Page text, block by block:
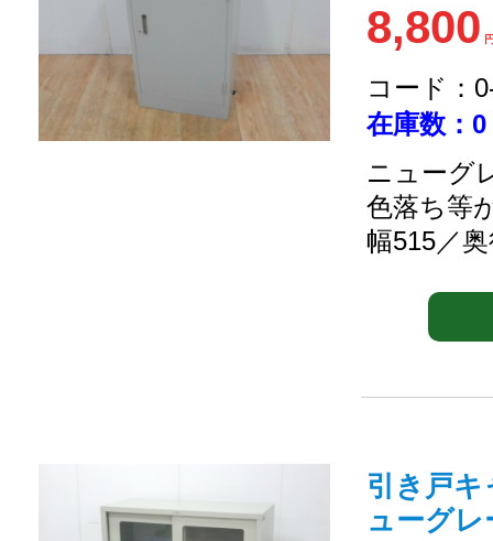
8,800
コード：
在庫数：0
ニューグ
色落ち等
幅515／
引き戸
ューグレ